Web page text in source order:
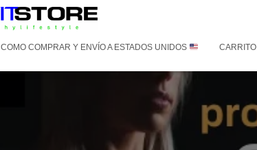
COMO COMPRAR Y ENVÍO A ESTADOS UNIDOS CARRITO